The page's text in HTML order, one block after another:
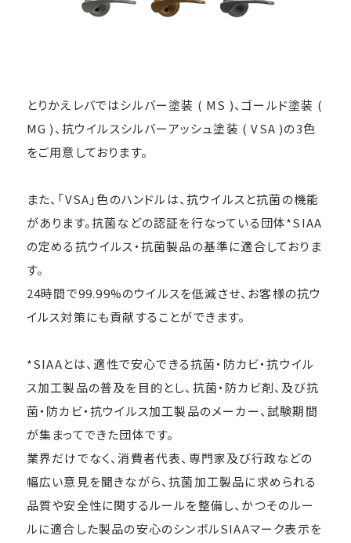
とりかえレバではシルバー塗装 ( MS )、ゴールド塗装 (
MG )、抗ウイルスシルバーアッシュ塗装 ( VSA )の3色
をご用意しております。
また、「VSA」色のハンドルは、抗ウイルスと抗菌の機能
があります。抗菌などの認証を行なっている団体*SIAA
の定める抗ウイルス・抗菌製品の基準に適合しておりま
す。
24時間で99.99%のウイルスを低減させ、お客様の抗ウ
イルス対策にも貢献することができます。
*SIAAとは、適性で安心できる抗菌・防カビ・抗ウイル
ス加工製品の普及を目的とし、抗菌・防カビ剤、及び抗
菌・防カビ・抗ウイルス加工製品のメーカー、試験期間
が集まってできた団体です。
業界だけでなく、消費者代表、専門家及び行政などの
幅広い意見を聞きながら、抗菌加工製品に求められる
品質や安全性に関するルールを整備し、かつそのルー
ルに適合した製品の安心のシンボルSIAAマーク表示を